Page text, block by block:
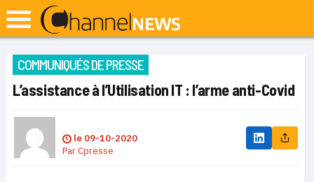
COMMUNIQUÉS DE PRESSE
L’assistance à l’Utilisation IT : l’arme anti-Covid
le 09-10-2020
ParCpresse